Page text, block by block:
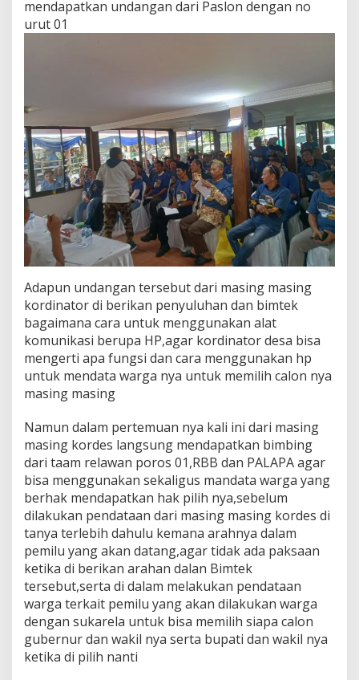
mendapatkan undangan dari Paslon dengan no
urut 01
Adapun undangan tersebut dari masing masing
kordinator di berikan penyuluhan dan bimtek
bagaimana cara untuk menggunakan alat
komunikasi berupa HP,agar kordinator desa bisa
mengerti apa fungsi dan cara menggunakan hp
untuk mendata warga nya untuk memilih calon nya
masing masing
Namun dalam pertemuan nya kali ini dari masing
masing kordes langsung mendapatkan bimbing
dari taam relawan poros 01,RBB dan PALAPA agar
bisa menggunakan sekaligus mandata warga yang
berhak mendapatkan hak pilih nya,sebelum
dilakukan pendataan dari masing masing kordes di
tanya terlebih dahulu kemana arahnya dalam
pemilu yang akan datang,agar tidak ada paksaan
ketika di berikan arahan dalan Bimtek
tersebut,serta di dalam melakukan pendataan
warga terkait pemilu yang akan dilakukan warga
dengan sukarela untuk bisa memilih siapa calon
gubernur dan wakil nya serta bupati dan wakil nya
ketika di pilih nanti